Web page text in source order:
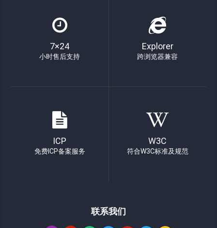
7×24
小时售后支持
Explorer
跨浏览器兼容
ICP
免费ICP备案服务
W3C
符合W3C标准及规范
联系我们